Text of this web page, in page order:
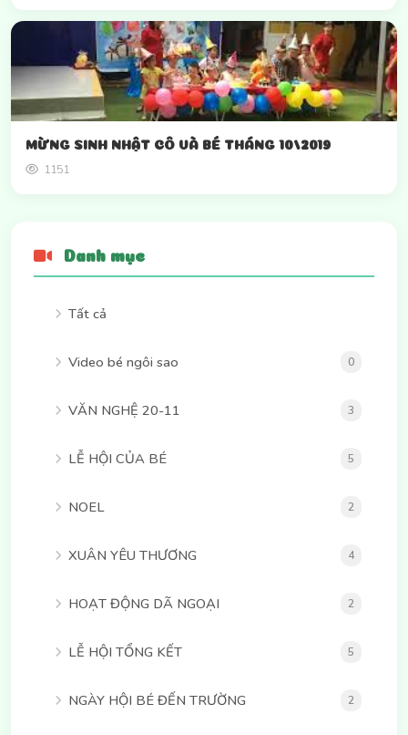
Danh mục
Tất cả
Video bé ngôi sao 0
VĂN NGHỆ 20-11 3
LỄ HỘI CỦA BÉ 5
NOEL 2
XUÂN YÊU THƯƠNG 4
HOẠT ĐỘNG DÃ NGOẠI 2
LỄ HỘI TỔNG KẾT 5
NGÀY HỘI BÉ ĐẾN TRƯỜNG 2
MỪNG SINH NHẬT CÔ VÀ BÉ THÁNG 10/2019
1151